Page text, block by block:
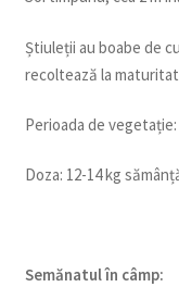
Știuleții au boabe de
recoltează la
Perioada de vegetație:
Doza: 12-14 kg
Semănatul în câmp: